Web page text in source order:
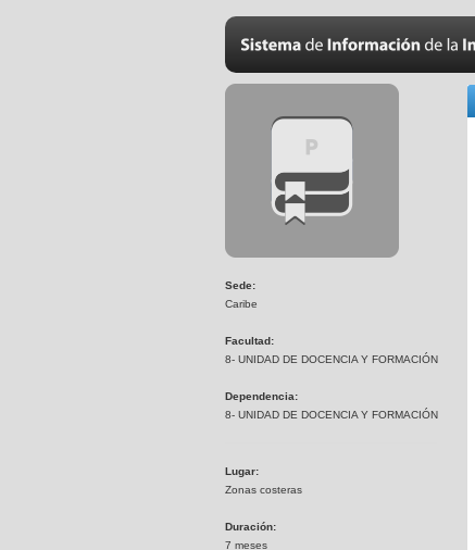
Sede:
Caribe
Facultad:
8- UNIDAD DE DOCENCIA Y FORMACIÓN
Dependencia:
8- UNIDAD DE DOCENCIA Y FORMACIÓN
Lugar:
Zonas costeras
Duración:
7 meses